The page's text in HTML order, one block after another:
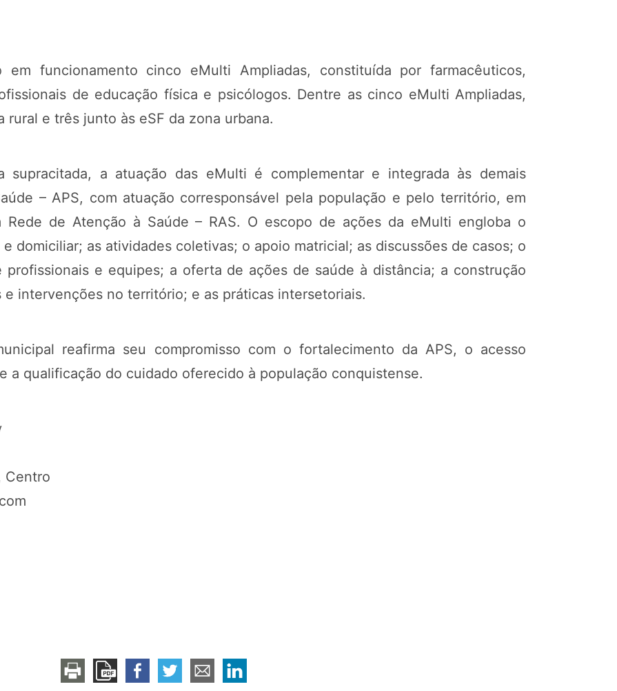
em funcionamento cinco eMulti Ampliadas, constituída por farmacêuticos,
de educação física e psicólogos. Dentre as cinco eMulti Ampliadas,
rural e três junto às eSF da zona urbana.
supracitada, a atuação das eMulti é complementar e integrada às demais
– APS, com atuação corresponsável pela população e pelo território, em
de Atenção à Saúde – RAS. O escopo de ações da eMulti engloba o
domiciliar; as atividades coletivas; o apoio matricial; as discussões de casos; o
e equipes; a oferta de ações de saúde à distância; a construção
intervenções no território; e as práticas intersetoriais.
reafirma seu compromisso com o fortalecimento da APS, o acesso
a qualificação do cuidado oferecido à população conquistense.
Centro